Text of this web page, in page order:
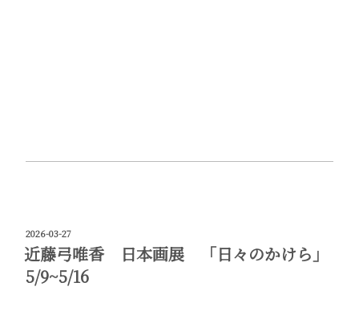
投
稿
日:
2026-03-27
近藤弓唯香 日本画展 「日々のかけら」
5/9~5/16